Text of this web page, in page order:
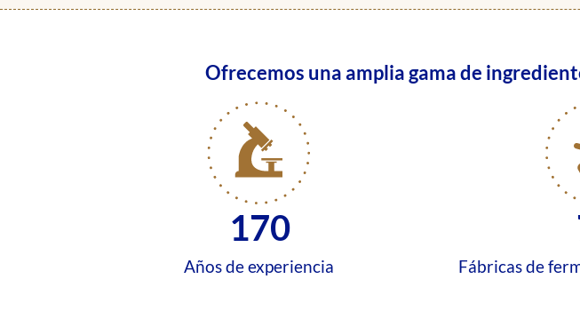
Ofrecemos una amplia gama de
Años de experiencia
170
Fábricas de